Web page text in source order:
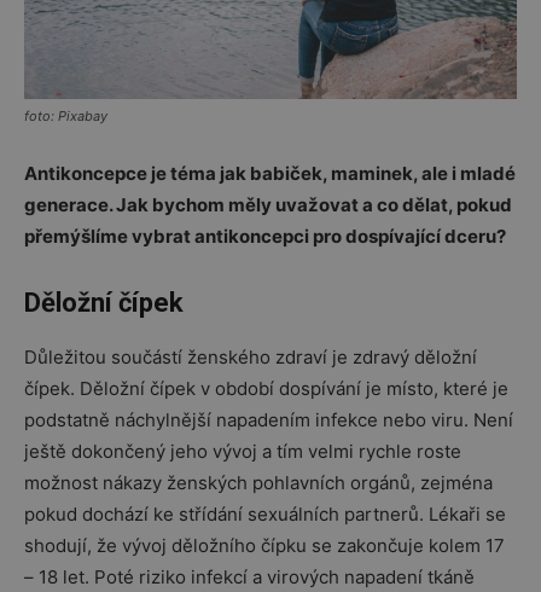
foto: Pixabay
Antikoncepce je téma jak babiček, maminek, ale i mladé
generace. Jak bychom měly uvažovat a co dělat, pokud
přemýšlíme vybrat antikoncepci pro dospívající dceru?
Děložní čípek
Důležitou součástí ženského zdraví je zdravý děložní
čípek. Děložní čípek v období dospívání je místo, které je
podstatně náchylnější napadením infekce nebo viru. Není
ještě dokončený jeho vývoj a tím velmi rychle roste
možnost nákazy ženských pohlavních orgánů, zejména
pokud dochází ke střídání sexuálních partnerů. Lékaři se
shodují, že vývoj děložního čípku se zakončuje kolem 17
– 18 let. Poté riziko infekcí a virových napadení tkáně